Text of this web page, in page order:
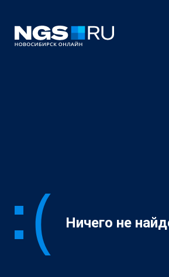
Ничего не